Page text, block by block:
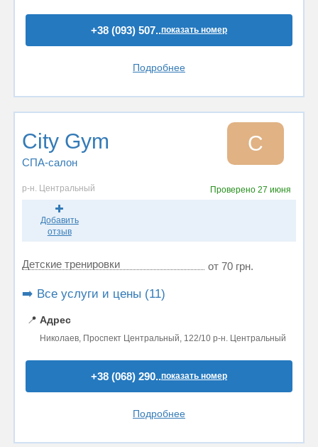
+38 (093) 507..показать номер
Подробнее
City Gym
СПА-салон
C
р-н. Центральный Проверено 27 июня
Добавить
отзыв
Детские тренировки от 70 грн.
➡️ Все услуги и цены (11)
📍 Адрес
Николаев, Проспект Центральный, 122/10 р-н. Центральный
+38 (068) 290..показать номер
Подробнее